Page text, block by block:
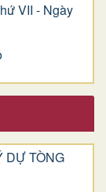
VII - Ngày
DỰ TÒNG